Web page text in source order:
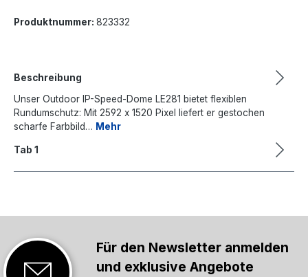
Produktnummer: 823332
Beschreibung
Unser Outdoor IP-Speed-Dome LE281 bietet flexiblen
Rundumschutz: Mit 2592 x 1520 Pixel liefert er gestochen
scharfe Farbbild… Mehr
Tab 1
Für den Newsletter anmelden
und exklusive Angebote